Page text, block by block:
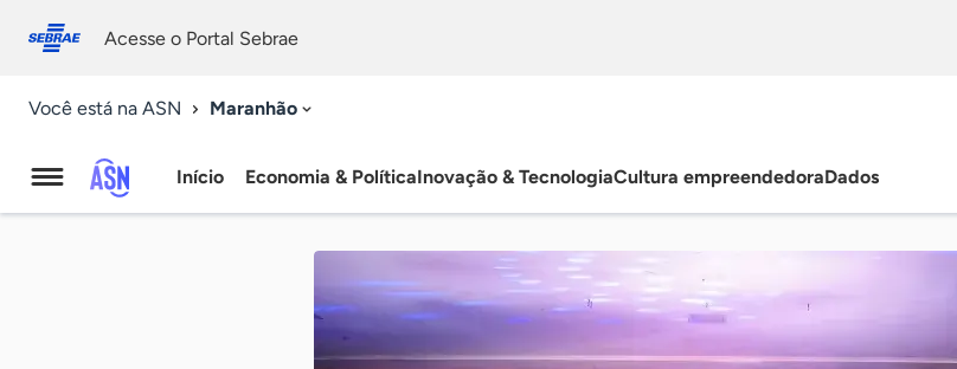
conosco
Acesse o Portal Sebrae
Você está na ASN Maranhão
Agência
Início Economia & PolíticaInovação & TecnologiaCultura empreendedoraDados